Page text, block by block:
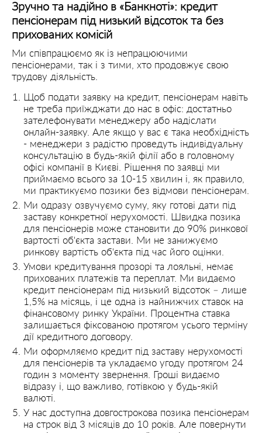
Зручно та надійно в «Банкноті»: кредит
пенсіонерам під низький відсоток та без
прихованих комісій
Ми співпрацюємо як із непрацюючими
пенсіонерами, так і з тими, хто продовжує свою
трудову діяльність.
Щоб подати заявку на кредит, пенсіонерам навіть
не треба приїжджати до нас в офіс: достатньо
зателефонувати менеджеру або надіслати
онлайн-заявку. Але якщо у вас є така необхідність
- менеджери з радістю проведуть індивідуальну
консультацію в будь-якій філії або в головному
офісі компанії в Києві. Рішення по заявці ми
приймаємо всього за 10-15 хвилин і, як правило,
ми практикуємо позики без відмови пенсіонерам.
Ми одразу озвучуємо суму, яку готові дати під
заставу конкретної нерухомості. Швидка позика
для пенсіонерів може становити до 90% ринкової
вартості об'єкта застави. Ми не занижуємо
ринкову вартість об'єкта під час його оцінки.
Умови кредитування прозорі та лояльні, немає
прихованих платежів та переплат. Ми видаємо
кредит пенсіонерам під низький відсоток – лише
1,5% на місяць, і це одна із найнижчих ставок на
фінансовому ринку України. Процентна ставка
залишається фіксованою протягом усього терміну
дії кредитного договору.
Ми оформляємо кредит під заставу нерухомості
для пенсіонерів та укладаємо угоду протягом 24
годин з моменту звернення. Гроші видаємо
відразу і, що важливо, готівкою у будь-якій
валюті.
У нас доступна довгострокова позика пенсіонерам
на строк від 3 місяців до 10 років. Але повернути